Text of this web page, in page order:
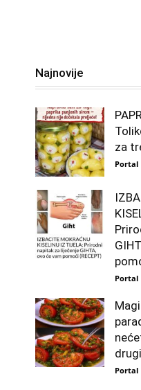
Najnovije
za
Portal
Portal
Portal